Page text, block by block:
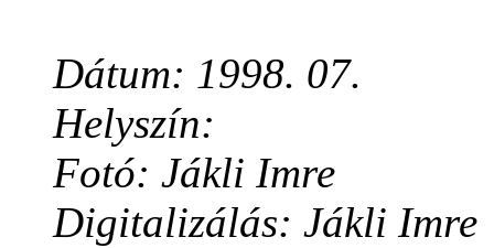
Dátum: 1998. 07.
Helyszín:
Fotó: Jákli Imre
Digitalizálás: Jákli Imre